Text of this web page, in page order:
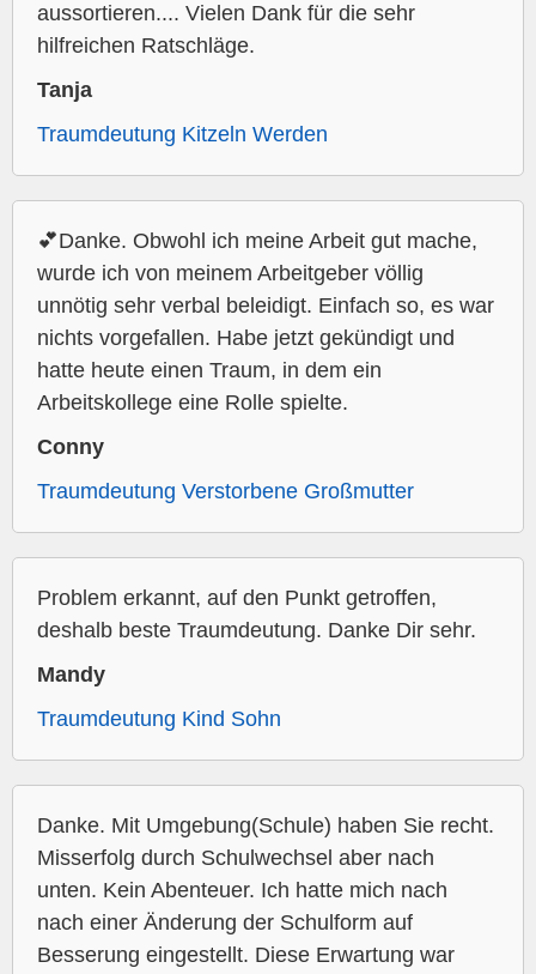
aussortieren.... Vielen Dank für die sehr
hilfreichen Ratschläge.
Tanja
Traumdeutung Kitzeln Werden
💕Danke. Obwohl ich meine Arbeit gut mache,
wurde ich von meinem Arbeitgeber völlig
unnötig sehr verbal beleidigt. Einfach so, es war
nichts vorgefallen. Habe jetzt gekündigt und
hatte heute einen Traum, in dem ein
Arbeitskollege eine Rolle spielte.
Conny
Traumdeutung Verstorbene Großmutter
Problem erkannt, auf den Punkt getroffen,
deshalb beste Traumdeutung. Danke Dir sehr.
Mandy
Traumdeutung Kind Sohn
Danke. Mit Umgebung(Schule) haben Sie recht.
Misserfolg durch Schulwechsel aber nach
unten. Kein Abenteuer. Ich hatte mich nach
nach einer Änderung der Schulform auf
Besserung eingestellt. Diese Erwartung war